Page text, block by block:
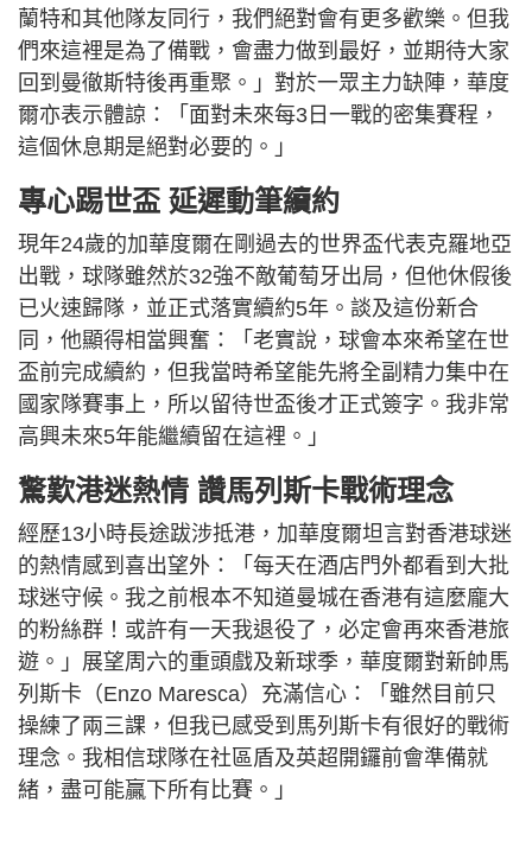
蘭特和其他隊友同行，我們絕對會有更多歡樂。但我
們來這裡是為了備戰，會盡力做到最好，並期待大家
回到曼徹斯特後再重聚。」對於一眾主力缺陣，華度
爾亦表示體諒：「面對未來每3日一戰的密集賽程，
這個休息期是絕對必要的。」
專心踢世盃 延遲動筆續約
現年24歲的加華度爾在剛過去的世界盃代表克羅地亞
出戰，球隊雖然於32強不敵葡萄牙出局，但他休假後
已火速歸隊，並正式落實續約5年。談及這份新合
同，他顯得相當興奮：「老實說，球會本來希望在世
盃前完成續約，但我當時希望能先將全副精力集中在
國家隊賽事上，所以留待世盃後才正式簽字。我非常
高興未來5年能繼續留在這裡。」
驚歎港迷熱情 讚馬列斯卡戰術理念
經歷13小時長途跋涉抵港，加華度爾坦言對香港球迷
的熱情感到喜出望外：「每天在酒店門外都看到大批
球迷守候。我之前根本不知道曼城在香港有這麼龐大
的粉絲群！或許有一天我退役了，必定會再來香港旅
遊。」展望周六的重頭戲及新球季，華度爾對新帥馬
列斯卡（Enzo Maresca）充滿信心：「雖然目前只
操練了兩三課，但我已感受到馬列斯卡有很好的戰術
理念。我相信球隊在社區盾及英超開鑼前會準備就
緒，盡可能贏下所有比賽。」